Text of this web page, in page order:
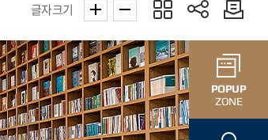
글자크기
POPUP
ZONE